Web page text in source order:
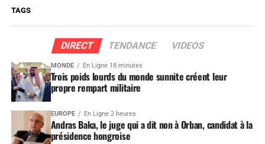
TAGS
DIRECT TENDANCE VIDEOS
MONDE En Ligne 18 minutes
Trois poids lourds du monde sunnite créent leur
propre rempart militaire
EUROPE En Ligne 2 heures
Andras Baka, le juge qui a dit non à Orban, candidat à la
présidence hongroise